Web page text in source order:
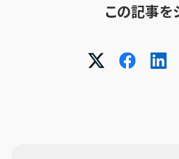
この記事を